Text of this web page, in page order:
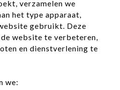
verzamelen we
het type apparaat,
gebruikt. Deze
website te verbeteren,
en dienstverlening te
we: